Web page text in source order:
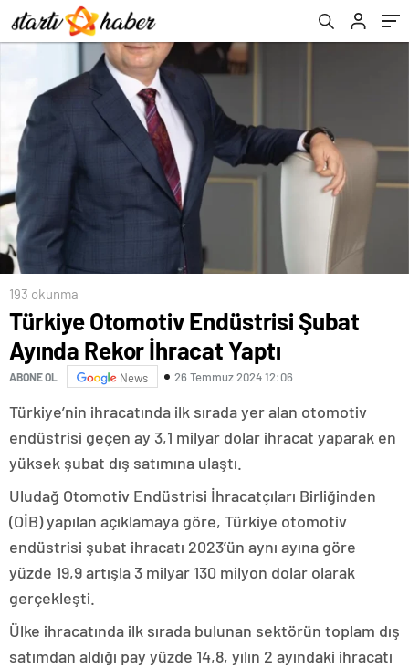
193 okunma
Türkiye Otomotiv Endüstrisi Şubat
Ayında Rekor İhracat Yaptı
ABONE OL News 26 Temmuz 2024 12:06
Türkiye’nin ihracatında ilk sırada yer alan otomotiv
endüstrisi geçen ay 3,1 milyar dolar ihracat yaparak en
yüksek şubat dış satımına ulaştı.
Uludağ Otomotiv Endüstrisi İhracatçıları Birliğinden
(OİB) yapılan açıklamaya göre, Türkiye otomotiv
endüstrisi şubat ihracatı 2023’ün aynı ayına göre
yüzde 19,9 artışla 3 milyar 130 milyon dolar olarak
gerçekleşti.
Ülke ihracatında ilk sırada bulunan sektörün toplam dış
satımdan aldığı pay yüzde 14,8, yılın 2 ayındaki ihracatı